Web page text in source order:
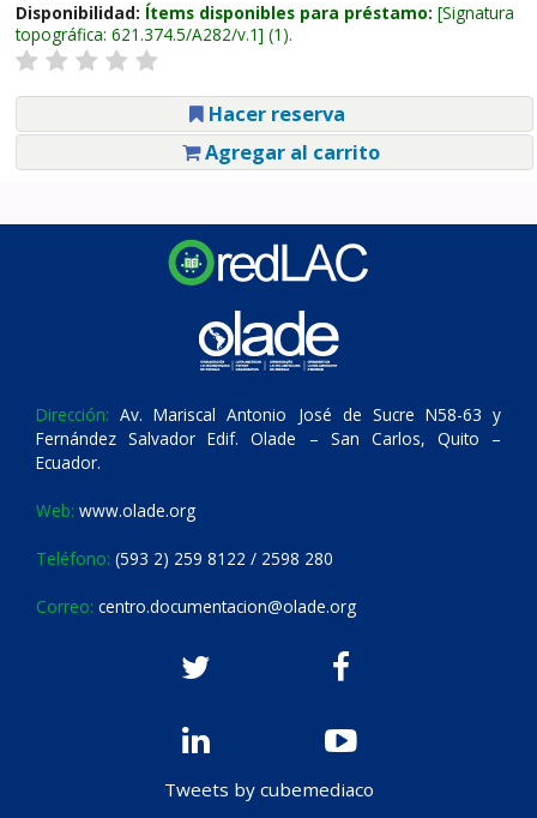
Disponibilidad: Ítems disponibles para préstamo: Signatura
topográfica: 621.374.5/A282/v.1 (1).
Hacer reserva
Agregar al carrito
Dirección: Av. Mariscal Antonio José de Sucre N58-63 y
Fernández Salvador Edif. Olade – San Carlos, Quito –
Ecuador.
Web: www.olade.org
Teléfono: (593 2) 259 8122 / 2598 280
Correo: centro.documentacion@olade.org
Tweets by cubemediaco